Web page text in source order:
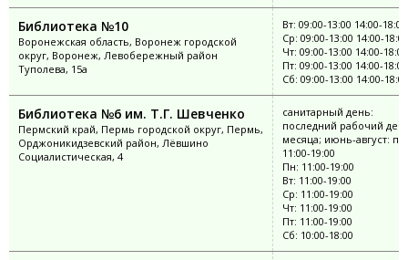
Библиотека №10
Воронежская область, Воронеж городской
округ, Воронеж, Левобережный район
Туполева, 15а
Вт: 09:00-13:00 14:00-18:00
Ср: 09:00-13:00 14:00-18:00
Чт: 09:00-13:00 14:00-18:00
Пт: 09:00-13:00 14:00-18:00
Сб: 09:00-13:00 14:00-18:00
Библиотека №6 им. Т.Г. Шевченко
Пермский край, Пермь городской округ, Пермь,
Орджоникидзевский район, Лёвшино
Социалистическая, 4
санитарный день:
последний рабочий
месяца; июнь-август:
11:00-19:00
Пн: 11:00-19:00
Вт: 11:00-19:00
Ср: 11:00-19:00
Чт: 11:00-19:00
Пт: 11:00-19:00
Сб: 10:00-18:00